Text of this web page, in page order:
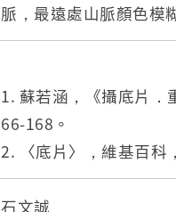
脈，最遠處山脈顏色模
一長方形石碑傾倒。
底片可大致分成正片
俗稱幻燈片，在正常之
1. 蘇若涵，《攝底片．
66-168。
2. 〈底片〉，維基百
5%E7%89%87，
3. 〈淺談底片(一)-底
石文誠